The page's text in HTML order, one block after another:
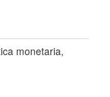
monetaria,